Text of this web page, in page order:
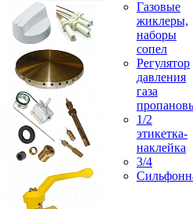
Газовые
жиклеры,
наборы
сопел
Регулятор
давления
газа
1/2
этикетка-
наклейка
3/4